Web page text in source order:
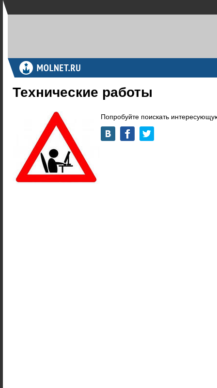
Технические работы
Попробуйте поискать